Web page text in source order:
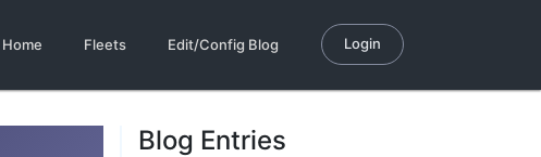
Home Fleets Edit/Config Blog Login
Blog Entries